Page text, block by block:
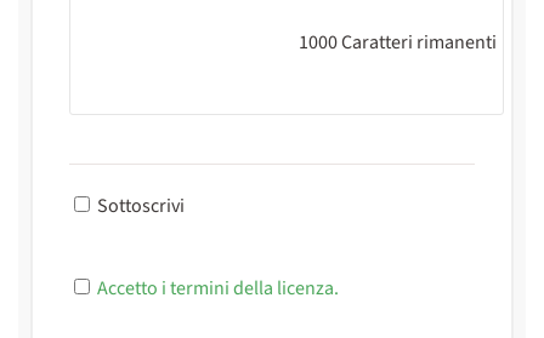
1000Caratteri rimanenti
Sottoscrivi
Accetto i termini della licenza.